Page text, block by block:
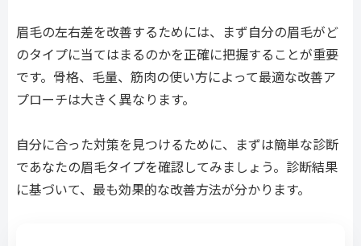
眉毛の左右差を改善するためには、まず自分の眉毛がど
のタイプに当てはまるのかを正確に把握することが重要
です。骨格、毛量、筋肉の使い方によって最適な改善ア
プローチは大きく異なります。
自分に合った対策を見つけるために、まずは簡単な診断
であなたの眉毛タイプを確認してみましょう。診断結果
に基づいて、最も効果的な改善方法が分かります。